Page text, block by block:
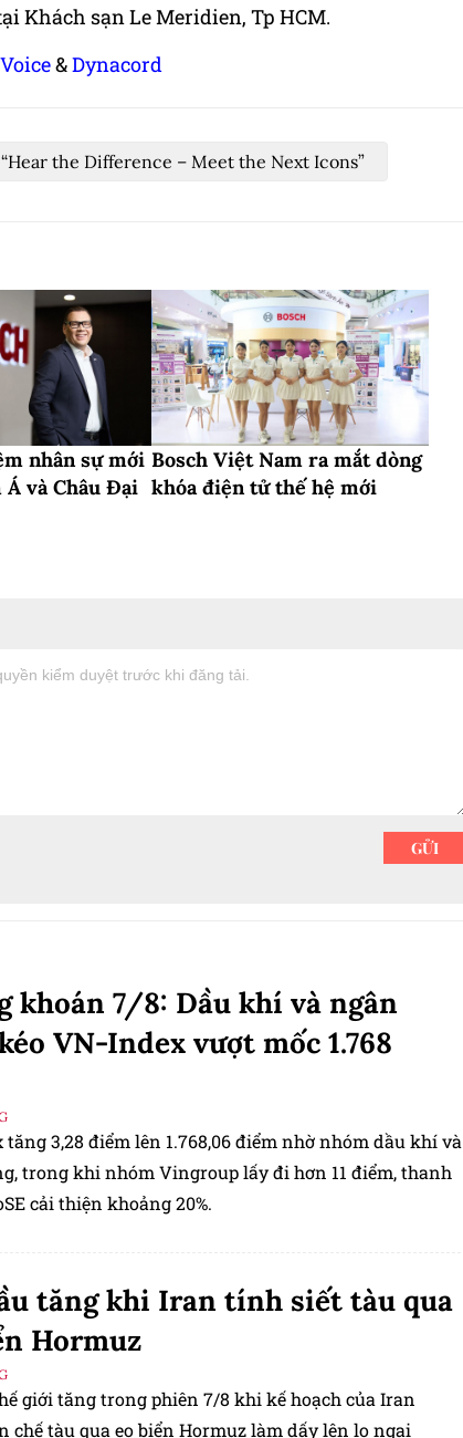
Khách sạn Le Meridien, Tp HCM.
&Dynacord
“Hear the Difference – Meet the Next Icons”
nhân sự mới
và Châu Đại
Bosch Việt Nam ra mắt dòng
khóa điện tử thế hệ mới
khoán 7/8: Dầu khí và ngân
VN-Index vượt mốc 1.768
tăng 3,28 điểm lên 1.768,06 điểm nhờ nhóm dầu khí và
trong khi nhóm Vingroup lấy đi hơn 11 điểm, thanh
cải thiện khoảng 20%.
tăng khi Iran tính siết tàu qua
Hormuz
giới tăng trong phiên 7/8 khi kế hoạch của Iran
chế tàu qua eo biển Hormuz làm dấy lên lo ngại